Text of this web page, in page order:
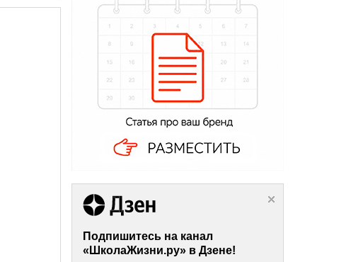
Подпишитесь на канал
«ШколаЖизни.ру» в Дзене!